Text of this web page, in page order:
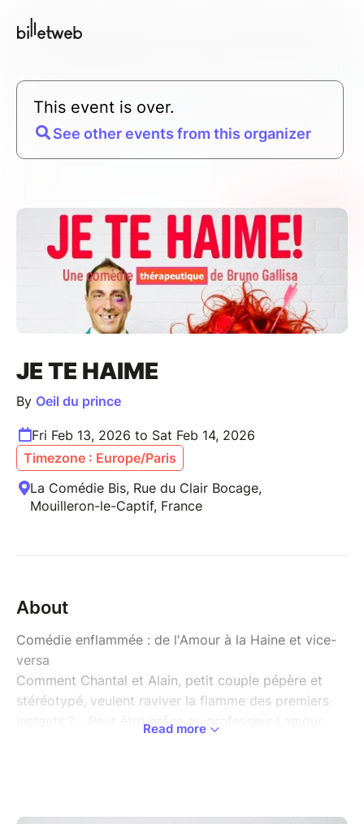
This event is over.
See other events from this organizer
JE TE HAIME
By Oeil du prince
Fri Feb 13, 2026 to Sat Feb 14, 2026
Timezone : Europe/Paris
La Comédie Bis, Rue du Clair Bocage,
Mouilleron-le-Captif, France
About
Comédie enflammée : de l'Amour à la Haine et vice-
versa
Comment Chantal et Alain, petit couple pépère et
stéréotypé, veulent raviver la flamme des premiers
instants ?... Peut être grâce au professeur Lamour,
Read more